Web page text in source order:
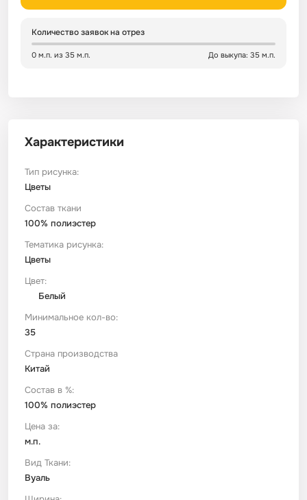
Количество заявок на отрез
0 м.п. из 35 м.п. До выкупа: 35 м.п.
Характеристики
Тип рисунка:
Цветы
Состав ткани
100% полиэстер
Тематика рисунка:
Цветы
Цвет:
Белый
Минимальное кол-во:
35
Страна производства
Китай
Состав в %:
100% полиэстер
Цена за:
м.п.
Вид Ткани:
Вуаль
Сатин
Сатин Страйп
Сатин Твил
Сетка
Ситец
ТиСи Твил
Трикотаж
Тюль
Фланель
Штапель
Зеленый
Детский
Город / архитектура
Морская тема
Космос
Техника / транспорт